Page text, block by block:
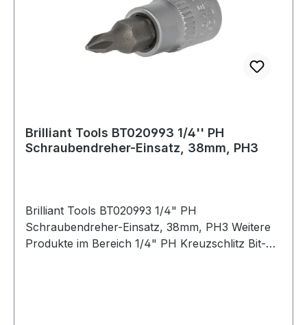
Brilliant Tools BT020993 1/4'' PH
Schraubendreher-Einsatz, 38mm, PH3
Brilliant Tools BT020993 1/4" PH
Schraubendreher-Einsatz, 38mm, PH3 Weitere
Produkte im Bereich 1/4" PH Kreuzschlitz Bit-